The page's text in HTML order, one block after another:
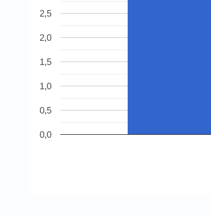
0,0
0,5
1,0
1,5
2,0
2,5